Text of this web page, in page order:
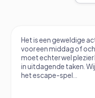
Het is een geweldige
voor een middag of
moet echter wel plezier
in uitdagende taken.
het escape-spel...